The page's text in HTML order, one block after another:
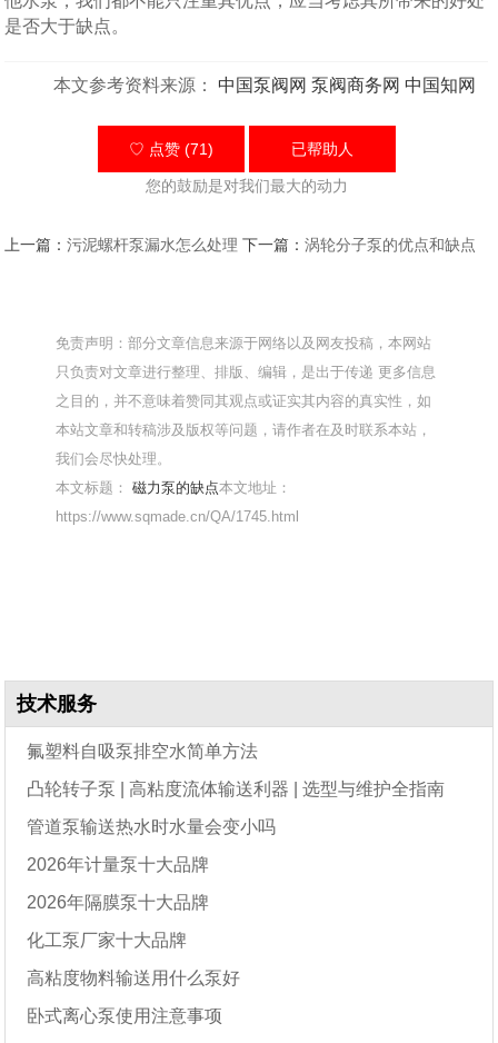
是否大于缺点。
本文参考资料来源： 中国泵阀网 泵阀商务网 中国知网
♡ 点赞 (71) 已帮助人
您的鼓励是对我们最大的动力
上一篇：污泥螺杆泵漏水怎么处理 下一篇：涡轮分子泵的优点和缺点
免责声明：部分文章信息来源于网络以及网友投稿，本网站
只负责对文章进行整理、排版、编辑，是出于传递 更多信息
之目的，并不意味着赞同其观点或证实其内容的真实性，如
本站文章和转稿涉及版权等问题，请作者在及时联系本站，
我们会尽快处理。
本文标题：磁力泵的缺点本文地址：
https://www.sqmade.cn/QA/1745.html
技术服务
氟塑料自吸泵排空水简单方法
凸轮转子泵 | 高粘度流体输送利器 | 选型与维护全指南
管道泵输送热水时水量会变小吗
2026年计量泵十大品牌
2026年隔膜泵十大品牌
化工泵厂家十大品牌
高粘度物料输送用什么泵好
卧式离心泵使用注意事项